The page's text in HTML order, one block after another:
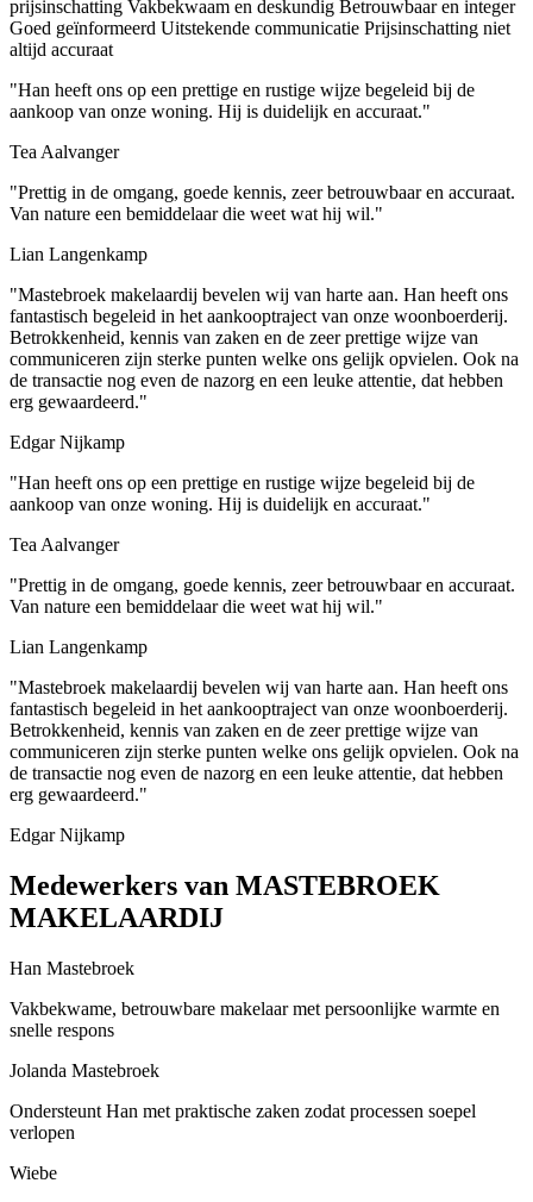
prijsinschatting Vakbekwaam en deskundig Betrouwbaar en integer
Goed geïnformeerd Uitstekende communicatie Prijsinschatting niet
altijd accuraat
"Han heeft ons op een prettige en rustige wijze begeleid bij de
aankoop van onze woning. Hij is duidelijk en accuraat."
Tea Aalvanger
"Prettig in de omgang, goede kennis, zeer betrouwbaar en accuraat.
Van nature een bemiddelaar die weet wat hij wil."
Lian Langenkamp
"Mastebroek makelaardij bevelen wij van harte aan. Han heeft ons
fantastisch begeleid in het aankooptraject van onze woonboerderij.
Betrokkenheid, kennis van zaken en de zeer prettige wijze van
communiceren zijn sterke punten welke ons gelijk opvielen. Ook na
de transactie nog even de nazorg en een leuke attentie, dat hebben
erg gewaardeerd."
Edgar Nijkamp
"Han heeft ons op een prettige en rustige wijze begeleid bij de
aankoop van onze woning. Hij is duidelijk en accuraat."
Tea Aalvanger
"Prettig in de omgang, goede kennis, zeer betrouwbaar en accuraat.
Van nature een bemiddelaar die weet wat hij wil."
Lian Langenkamp
"Mastebroek makelaardij bevelen wij van harte aan. Han heeft ons
fantastisch begeleid in het aankooptraject van onze woonboerderij.
Betrokkenheid, kennis van zaken en de zeer prettige wijze van
communiceren zijn sterke punten welke ons gelijk opvielen. Ook na
de transactie nog even de nazorg en een leuke attentie, dat hebben
erg gewaardeerd."
Edgar Nijkamp
Medewerkers van MASTEBROEK
MAKELAARDIJ
Han Mastebroek
Vakbekwame, betrouwbare makelaar met persoonlijke warmte en
snelle respons
Jolanda Mastebroek
Ondersteunt Han met praktische zaken zodat processen soepel
verlopen
Wiebe